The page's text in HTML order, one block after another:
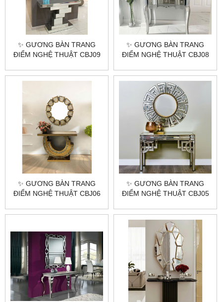
✨ GƯƠNG BÀN TRANG
ĐIỂM NGHỆ THUẬT CBJ09
GIỮA NGHỆ THUẬT VÀ
✨ GƯƠNG BÀN TRANG
ĐIỂM NGHỆ THUẬT CBJ08
HẢO CHO KHÔNG GIAN
SANG TRỌNG ✨
✨ GƯƠNG BÀN TRANG
ĐIỂM NGHỆ THUẬT CBJ06
GÓC TRANG ĐIỂM CỦA
✨ GƯƠNG BÀN TRANG
ĐIỂM NGHỆ THUẬT CBJ05
CHO KHÔNG GIAN CỦA
BẠN ✨